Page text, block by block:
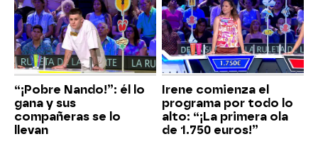
“¡Pobre Nando!”: él lo
gana y sus
compañeras se lo
llevan
Irene comienza el
programa por todo lo
alto: “¡La primera ola
de 1.750 euros!”